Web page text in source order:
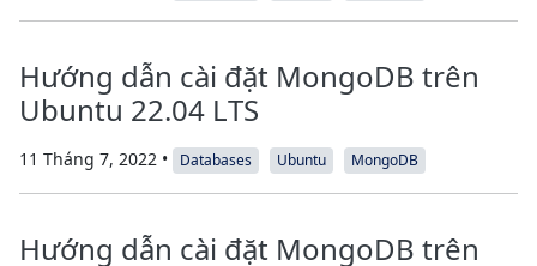
Hướng dẫn cài đặt MongoDB trên
Ubuntu 22.04 LTS
11 Tháng 7, 2022 • Databases Ubuntu MongoDB
Hướng dẫn cài đặt MongoDB trên